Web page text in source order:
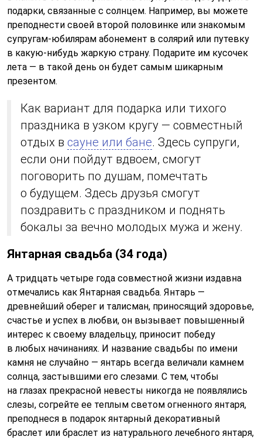
подарки, связанные с солнцем. Например, вы можете
преподнести своей второй половинке или знакомым
супругам-юбилярам абонемент в солярий или путевку
в какую-нибудь жаркую страну. Подарите им кусочек
лета — в такой день он будет самым шикарным
презентом.
Как вариант для подарка или тихого
праздника в узком кругу — совместный
отдых в сауне или бане. Здесь супруги,
если они пойдут вдвоем, смогут
поговорить по душам, помечтать
о будущем. Здесь друзья смогут
поздравить с праздником и поднять
бокалы за вечно молодых мужа и жену.
Янтарная свадьба (34 года)
А тридцать четыре года совместной жизни издавна
отмечались как Янтарная свадьба. Янтарь —
древнейший оберег и талисман, приносящий здоровье,
счастье и успех в любви, он вызывает повышенный
интерес к своему владельцу, приносит победу
в любых начинаниях. И название свадьбы по имени
камня не случайно — янтарь всегда величали камнем
солнца, застывшими его слезами. С тем, чтобы
на глазах прекрасной невесты никогда не появлялись
слезы, согрейте ее теплым светом огненного янтаря,
преподнеся в подарок янтарный декоративный
браслет или браслет из натурального лечебного янтаря,